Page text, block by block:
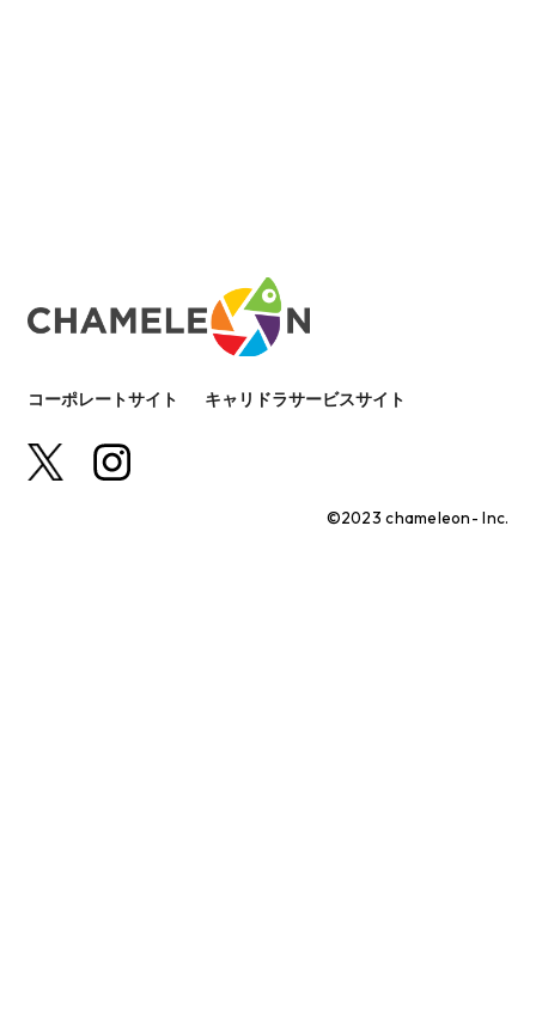
コーポレートサイト キャリドラサービスサイト
©2023 chameleon- Inc.